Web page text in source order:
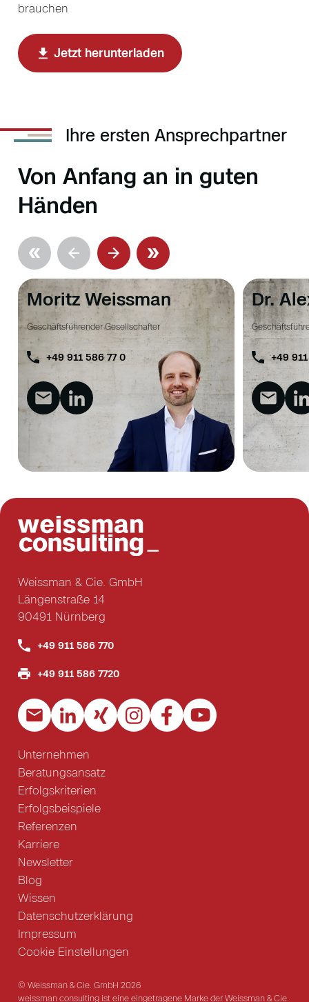
brauchen
Jetzt herunterladen
Ihre ersten Ansprechpartner
Von Anfang an in guten
Händen
Moritz Weissman
Geschäftsführender Gesellschafter
+49 911 586 77 0
Dr.
+49
Weissman & Cie. GmbH
Längenstraße 14
90491 Nürnberg
+49 911 586 770
+49 911 586 7720
Unternehmen
Beratungsansatz
Erfolgskriterien
Erfolgsbeispiele
Referenzen
Karriere
Newsletter
Blog
Wissen
Datenschutzerklärung
Impressum
Cookie Einstellungen
© Weissman & Cie. GmbH 2026
weissman consulting ist eine eingetragene Marke der Weissman & Cie.